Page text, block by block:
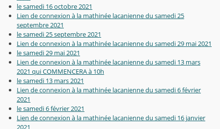
le samedi 16 octobre 2021
Lien de connexion à la mathinée lacanienne du samedi 25
septembre 2021
le samedi 25 septembre 2021
Lien de connexion à la mathinée lacanienne du samedi 29 mai 2021
le samedi 29 mai 2021
Lien de connexion à la mathinée lacanienne du samedi 13 mars
2021 qui COMMENCERA à 10h
le samedi 13 mars 2021
Lien de connexion à la mathinée lacanienne du samedi 6 février
2021
le samedi 6 février 2021
Lien de connexion à la mathinée lacanienne du samedi 16 janvier
2021